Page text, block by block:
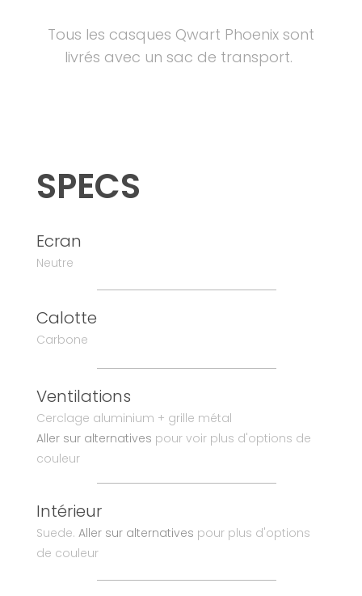
Tous les casques Qwart Phoenix sont
livrés avec un sac de transport.
SPECS
Ecran
Neutre
Calotte
Carbone
Ventilations
Cerclage aluminium + grille métal
Aller sur alternatives pour voir plus d'options de
couleur
Intérieur
Suede. Aller sur alternatives pour plus d'options
de couleur